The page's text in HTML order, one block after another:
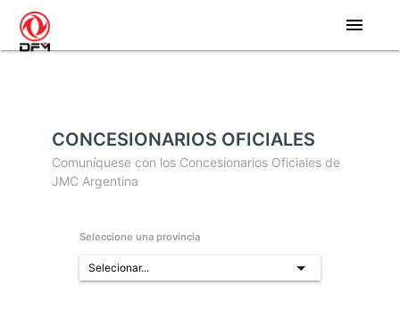
menu
CONCESIONARIOS OFICIALES
Comuníquese con los Concesionarios Oficiales de
JMC Argentina
Seleccione una provincia